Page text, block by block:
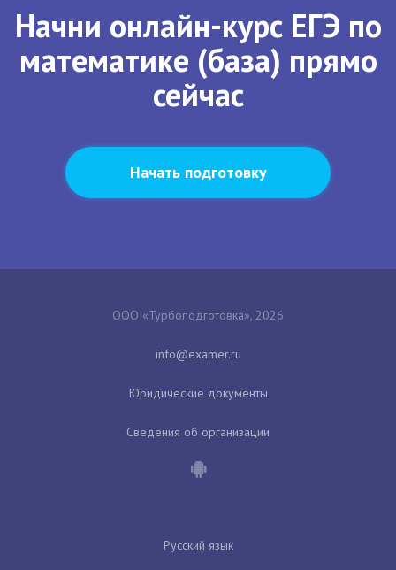
Начни онлайн-курс ЕГЭ по
математике (база) прямо
сейчас
Начать подготовку
ООО «Турбоподготовка», 2026
Юридические документы
Сведения об организации
Русский язык